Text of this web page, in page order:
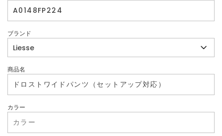
ブランド
商品名
カラー